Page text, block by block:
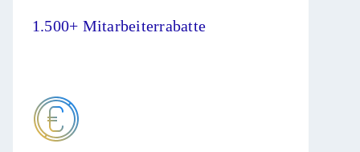
1.500+ Mitarbeiterrabatte